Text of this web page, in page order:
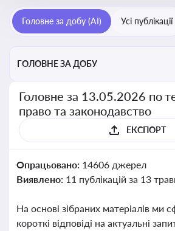
військовослужбовців у воєнний час
Головне за добу (AI) Усі публікації
ГОЛОВНЕ ЗА ДОБУ
Головне за 13.05.2026 по
право та законодавство
ЕКСПОРТ
Опрацьовано: 14606 джерел
Виявлено: 11 публікацій за 13
На основі зібраних матеріалів ми
короткі відповіді на актуальні